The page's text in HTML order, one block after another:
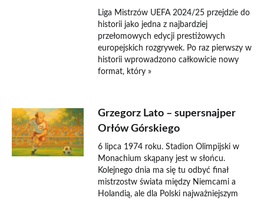
Liga Mistrzów UEFA 2024/25 przejdzie do
historii jako jedna z najbardziej
przełomowych edycji prestiżowych
europejskich rozgrywek. Po raz pierwszy w
historii wprowadzono całkowicie nowy
format, który »
Grzegorz Lato – supersnajper
Orłów Górskiego
6 lipca 1974 roku. Stadion Olimpijski w
Monachium skąpany jest w słońcu.
Kolejnego dnia ma się tu odbyć finał
mistrzostw świata między Niemcami a
Holandią, ale dla Polski najważniejszym